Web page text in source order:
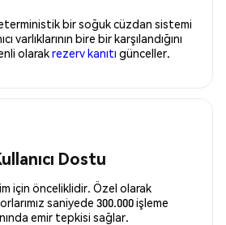
bir soğuk cüzdan sistemi
varlıklarının bire bir karşılandığını
olarakrezerv kanıtı günceller.
Dostu
için önceliklidir. Özel olarak
saniyede 300.000 işleme
emir tepkisi sağlar.